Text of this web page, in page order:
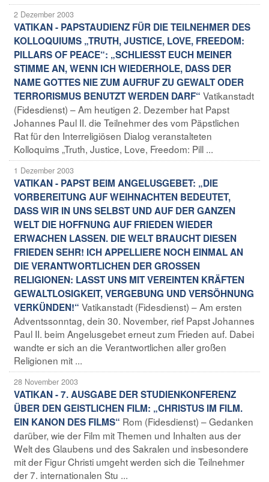
2 Dezember 2003
VATIKAN - PAPSTAUDIENZ FÜR DIE TEILNEHMER DES
KOLLOQUIUMS „TRUTH, JUSTICE, LOVE, FREEDOM:
PILLARS OF PEACE“: „SCHLIESST EUCH MEINER
STIMME AN, WENN ICH WIEDERHOLE, DASS DER
NAME GOTTES NIE ZUM AUFRUF ZU GEWALT ODER
TERRORISMUS BENUTZT WERDEN DARF“ Vatikanstadt
(Fidesdienst) – Am heutigen 2. Dezember hat Papst
Johannes Paul II. die Teilnehmer des vom Päpstlichen
Rat für den Interreligiösen Dialog veranstalteten
Kolloquims „Truth, Justice, Love, Freedom: Pill ...
1 Dezember 2003
VATIKAN - PAPST BEIM ANGELUSGEBET: „DIE
VORBEREITUNG AUF WEIHNACHTEN BEDEUTET,
DASS WIR IN UNS SELBST UND AUF DER GANZEN
WELT DIE HOFFNUNG AUF FRIEDEN WIEDER
ERWACHEN LASSEN. DIE WELT BRAUCHT DIESEN
FRIEDEN SEHR! ICH APPELLIERE NOCH EINMAL AN
DIE VERANTWORTLICHEN DER GROSSEN
RELIGIONEN: LASST UNS MIT VEREINTEN KRÄFTEN
GEWALTLOSIGKEIT, VERGEBUNG UND VERSÖHNUNG
VERKÜNDEN!“ Vatikanstadt (Fidesdienst) – Am ersten
Adventssonntag, dein 30. November, rief Papst Johannes
Paul II. beim Angelusgebet erneut zum Frieden auf. Dabei
wandte er sich an die Verantwortlichen aller großen
Religionen mit ...
28 November 2003
VATIKAN - 7. AUSGABE DER STUDIENKONFERENZ
ÜBER DEN GEISTLICHEN FILM: „CHRISTUS IM FILM.
EIN KANON DES FILMS“ Rom (Fidesdienst) – Gedanken
darüber, wie der Film mit Themen und Inhalten aus der
Welt des Glaubens und des Sakralen und insbesondere
mit der Figur Christi umgeht werden sich die Teilnehmer
der 7. internationalen Stu ...